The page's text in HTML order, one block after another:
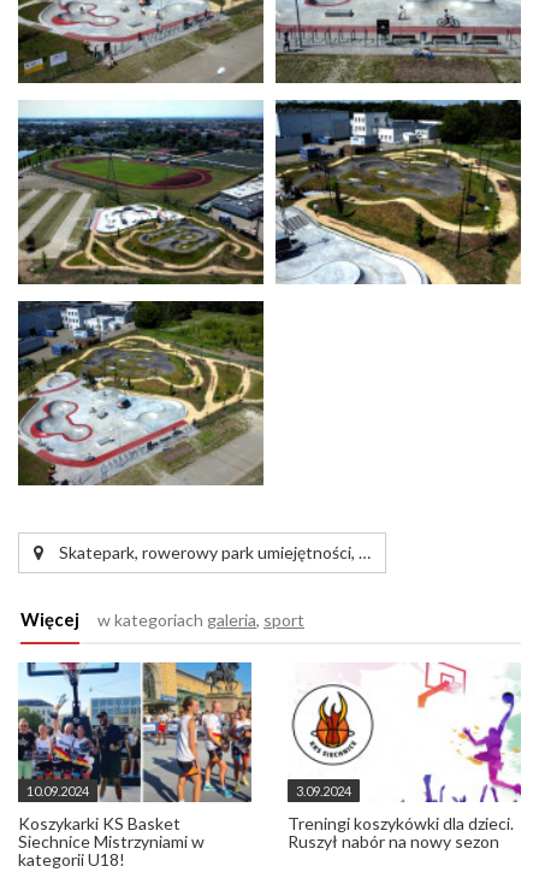
Skatepark, rowerowy park umiejętności, …
Więcej w kategoriach galeria, sport
10.09.2024
Koszykarki KS Basket
Siechnice Mistrzyniami w
kategorii U18!
3.09.2024
Treningi koszykówki dla dzieci.
Ruszył nabór na nowy sezon